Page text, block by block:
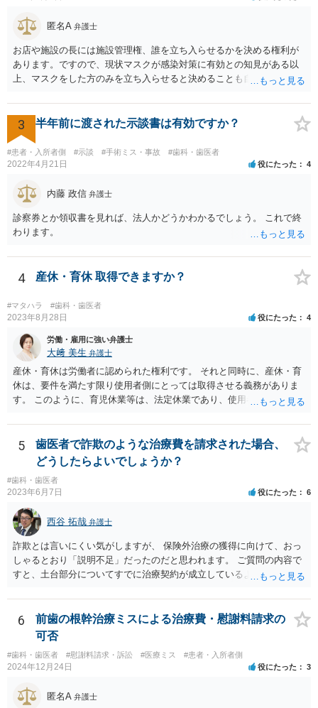
匿名A 弁護士
お店や施設の長には施設管理権、誰を立ち入らせるかを決める権利が
あります。ですので、現状マスクが感染対策に有効との知見がある以
上、マスクをした方のみを立ち入らせると決めることも自由であり、
など公益的な側面のある業種ですと、公衆浴場法など各種業法で定め
られた理由以外での利用拒否は禁止されていますし、公の施設でもマ
スクなしだけでの利用拒否は問題となりえますが、民間のお店に対し
ては慰謝料の請求は認められないと考えられます。
3 半年前に渡された示談書は有効ですか？
#患者・入所者側 #示談 #手術ミス・事故 #歯科・歯医者
2022年4月21日 役にたった 4
内藤 政信 弁護士
診察券とか領収書を見れば、法人かどうかわかるでしょう。 これで終
わります。
4 産休・育休 取得できますか？
#マタハラ #歯科・歯医者
2023年8月28日 役にたった 4
労働・雇用に強い弁護士
大﨑 美生 弁護士
産休・育休は労働者に認められた権利です。 それと同時に、産休・育
休は、要件を満たす限り使用者側にとっては取得させる義務がありま
す。 このように、育児休業等は、法定休業であり、使用者側で任意に
って、産休・育休を認めないということはできません。 ただし、残念
ながら実際には、妊娠・出産をしたら退職する慣行の事業者はありま
す。 しかし、このような慣行となっていること自体が、均等法９条１
項に違反します。 均等法違反は行政指導の対象となり、事業者が是正
勧告に従わない場合には企業名が公表される可能性もあります。 実際
に小さな医院で公表までいったケースがありますが、かなり稀なケー
スと言えます。 また、産休・育休を理由とした解雇は無効であり、損
害賠償請求の対象にもなります。 実際にどのようなアクションを取る
かは、職場での人間関係など気になる点があると思いますが、弁護士
か労基署へ一度ご相談いただくと安心だと思います。 均等法 （婚姻、
妊娠、出産等を理由とする不利益取扱いの禁止等） 第九条 事業主
は、女性労働者が婚姻し、妊娠し、又は出産したことを退職理由とし
て予定する定めをしてはならない。 ２ 事業主は、女性労働者が婚姻
したことを理由として、解雇してはならない。 ３ 事業主は、その雇
用する女性労働者が妊娠したこと、出産したこと、労働基準法（昭和
二十二年法律第四十九号）第六十五条第一項の規定による休業を請求
し、又は同項若しくは同条第二項の規定による休業をしたことその他
の妊娠又は出産に関する事由であつて厚生労働省令で定めるものを理
はならない。 ４ 妊娠中の女性労働者及び出産後一年を経過しない女
5
歯医者で詐欺のような治療費を請求された場合、
どうしたらよいでしょうか？
#歯科・歯医者
2023年6月7日 役にたった 6
西谷 拓哉 弁護士
詐欺とは言いにくい気がしますが、 保険外治療の獲得に向けて、おっ
しゃるとおり「説明不足」だったのだと思われます。 ご質問の内容で
すと、土台部分についてすでに治療契約が成立しているように思われ
させることができます。 消費者契約法は、いくつか取消の類型を定め
ています。 いくつか該当しそうな取消権をご参考までのせます。 ①土
台と被せ物の治療は通常同じ歯科で行いますので、被せ物の治療費が
４０万円もかかるというのは 治療費という重要な事項について、不利
益なる事実の不告知があった認められると考えられます。 そのため、
４０万円もかかるとは夢にも思わなかったという事情があれば、不利
益事実の不告知を理由とした取消権を主張することが出来る可能性が
あります（消費者契約法４条２項）。 ②また、保険外治療の必要性に
6
前歯の根幹治療ミスによる治療費・慰謝料請求の
可否
#歯科・歯医者 #慰謝料請求・訴訟 #医療ミス #患者・入所者側
2024年12月24日 役にたった 3
匿名A 弁護士